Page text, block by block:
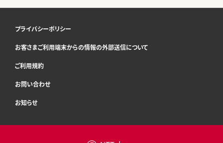
プライバシーポリシー
お客さまご利用端末からの情報の外部送信について
ご利用規約
お問い合わせ
お知らせ